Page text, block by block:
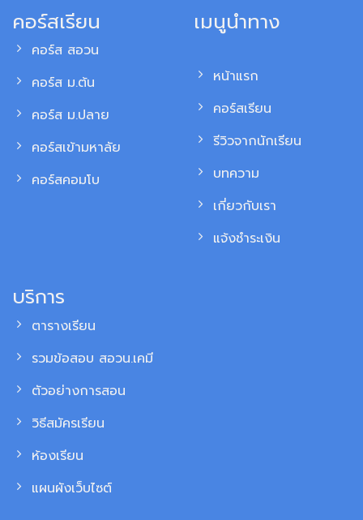
คอร์สเรียน
คอร์ส สอวน
คอร์ส ม.ต้น
คอร์ส ม.ปลาย
คอร์สเข้ามหาลัย
คอร์สคอมโบ
เมนูนำทาง
หน้าแรก
คอร์สเรียน
รีวิวจากนักเรียน
บทความ
เกี่ยวกับเรา
แจ้งชำระเงิน
บริการ
ตารางเรียน
รวมข้อสอบ สอวน.เคมี
ตัวอย่างการสอน
วิธีสมัครเรียน
ห้องเรียน
แผนผังเว็บไซต์